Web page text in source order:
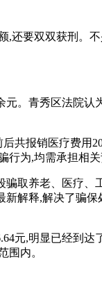
,还要双双获刑。
元。青秀区法院认
共报销医疗费用
为,均需承担相关
骗取养老、医疗、
解释,解决了骗
元,明显已经到达
围内。